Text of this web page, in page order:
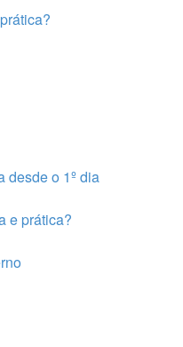
desde o 1º dia
e prática?